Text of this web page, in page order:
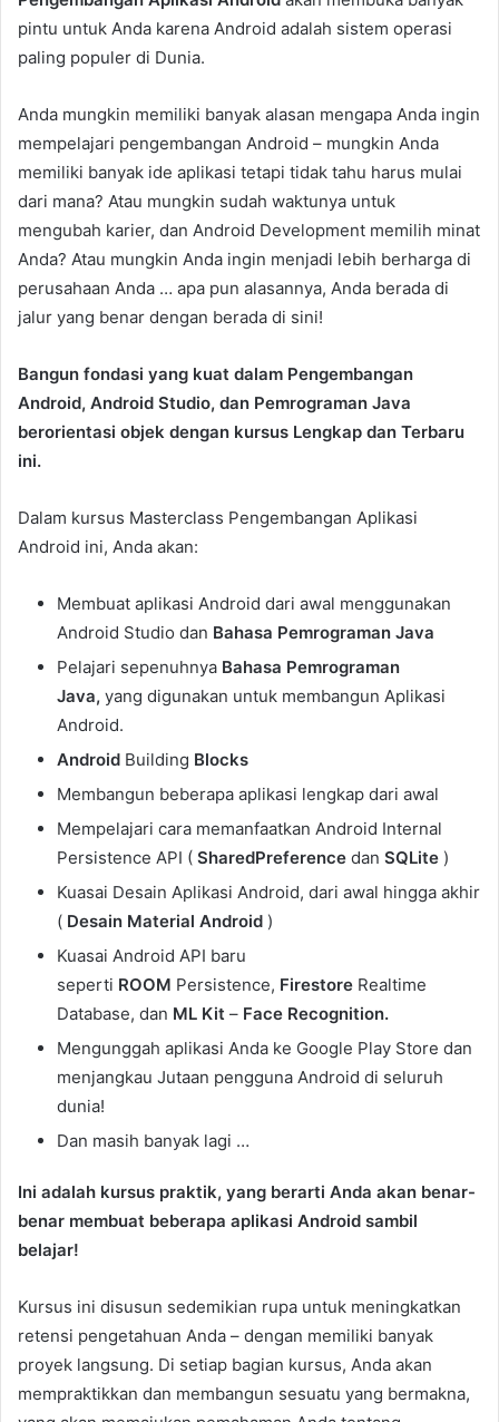
pintu untuk Anda karena Android adalah sistem operasi
paling populer di Dunia.
Anda mungkin memiliki banyak alasan mengapa Anda ingin
mempelajari pengembangan Android – mungkin Anda
memiliki banyak ide aplikasi tetapi tidak tahu harus mulai
dari mana? Atau mungkin sudah waktunya untuk
mengubah karier, dan Android Development memilih minat
Anda? Atau mungkin Anda ingin menjadi lebih berharga di
perusahaan Anda … apa pun alasannya, Anda berada di
jalur yang benar dengan berada di sini!
Bangun fondasi yang kuat dalam Pengembangan
Android, Android Studio, dan Pemrograman Java
berorientasi objek dengan kursus Lengkap dan Terbaru
ini.
Dalam kursus Masterclass Pengembangan Aplikasi
Android ini, Anda akan:
Membuat aplikasi Android dari awal menggunakan
Android Studio dan Bahasa Pemrograman Java
Pelajari sepenuhnya Bahasa Pemrograman
Java, yang digunakan untuk membangun Aplikasi
Android.
Android Building Blocks
Membangun beberapa aplikasi lengkap dari awal
Mempelajari cara memanfaatkan Android Internal
Persistence API ( SharedPreference dan SQLite )
Kuasai Desain Aplikasi Android, dari awal hingga akhir
( Desain Material Android )
Kuasai Android API baru
seperti ROOM Persistence, Firestore Realtime
Database, dan ML Kit – Face Recognition.
Mengunggah aplikasi Anda ke Google Play Store dan
menjangkau Jutaan pengguna Android di seluruh
dunia!
Dan masih banyak lagi …
Ini adalah kursus praktik, yang berarti Anda akan benar-
benar membuat beberapa aplikasi Android sambil
belajar!
Kursus ini disusun sedemikian rupa untuk meningkatkan
retensi pengetahuan Anda – dengan memiliki banyak
proyek langsung. Di setiap bagian kursus, Anda akan
mempraktikkan dan membangun sesuatu yang bermakna,